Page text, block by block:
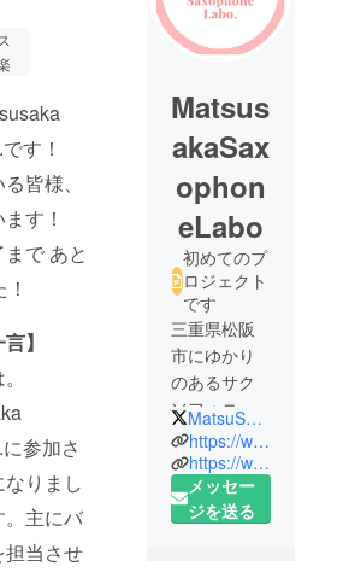
す！
皆様、
す！
で あと
】
参加さ
りまし
。主にバ
担当させ
Matsus
akaSax
ophon
eLabo
初めてのプ
ロジェクト
です
三重県松阪
市にゆかり
のあるサク
ソフォニス
トたちが、
素敵な音楽
をお届けす
るために集
MatsuSaxLabo
https://www.facebook.com/MatsusakaSaxophoneLabo/
https://www.instagram.com/matsusakasaxophonelabo/
メッセー
ジを送る